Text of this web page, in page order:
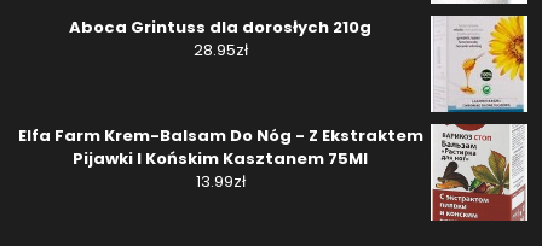
Aboca Grintuss dla dorosłych 210g
28.95zł
Elfa Farm Krem-Balsam Do Nóg - Z Ekstraktem
Pijawki I Końskim Kasztanem 75Ml
13.99zł